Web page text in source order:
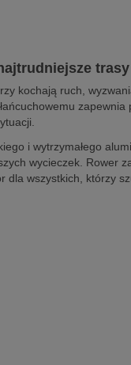
trasy
kochają ruch,
i wytrzymałego
wycieczek. Rower
wszystkich, którzy